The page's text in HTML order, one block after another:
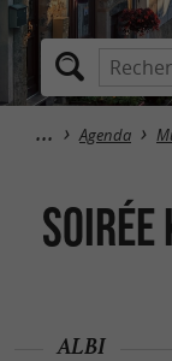
Agenda
Soirée
ALBI